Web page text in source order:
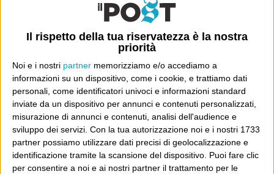
Il rispetto della tua riservatezza è la nostra
priorità
Noi e i nostri partner memorizziamo e/o accediamo a
informazioni su un dispositivo, come i cookie, e trattiamo dati
personali, come identificatori univoci e informazioni standard
inviate da un dispositivo per annunci e contenuti personalizzati,
misurazione di annunci e contenuti, analisi dell'audience e
sviluppo dei servizi. Con la tua autorizzazione noi e i nostri 1733
partner possiamo utilizzare dati precisi di geolocalizzazione e
identificazione tramite la scansione del dispositivo. Puoi fare clic
per consentire a noi e ai nostri partner il trattamento per le
Wittgenstein è il blog di Luca Sofri, il fondatore e
direttore editoriale del giornale online il Post. Forse
sei qui perché conosci già il Post, o forse sei
capitato qui per altri giri.
In questo secondo caso, e se Wittgenstein ti piace,